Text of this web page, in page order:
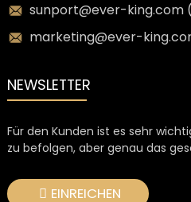
sunport@ever-king.com
marketing@ever-
NEWSLETTER
Für den Kunden ist es sehr
zu befolgen, aber genau das
EINREICHEN